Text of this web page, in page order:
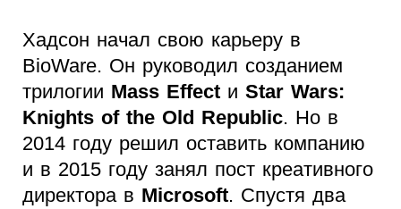
Хадсон начал свою карьеру в
BioWare. Он руководил созданием
трилогии Mass Effect и Star Wars:
Knights of the Old Republic. Но в
2014 году решил оставить компанию
и в 2015 году занял пост креативного
директора в Microsoft. Спустя два